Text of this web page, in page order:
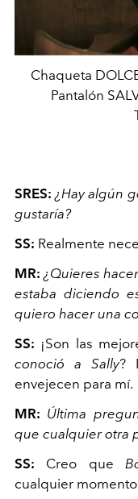
Chaqueta
Pantalón
SRES: ¿Hay algún
gustaría?
SS: Realmente
MR:¿Quieres
estaba diciendo
quiero hacer una
SS: ¡Son las
conoció a Sally?
envejecen para mí.
MR: Última
que cualquier otra
SS: Creo que
cualquier